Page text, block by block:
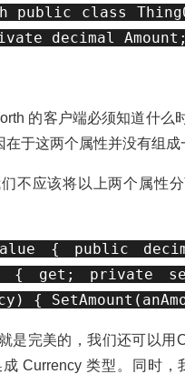
public class
decimal
的客户端必须知道什么
于这两个属性并没有组成
应该将以上两个属性分
{ public
{ get; private
{
完美的，我们还可以用
Currency 类型。同时